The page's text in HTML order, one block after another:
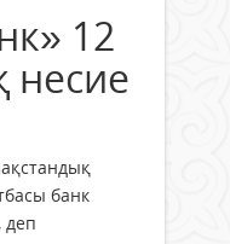
12
несие
банк
деп